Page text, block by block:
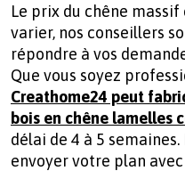
Le prix du chêne
varier, nos conseillers
répondre à vos
Que vous soyez
Creathome24 peut
bois en chêne lamelles
délai de 4 à 5
envoyer votre plan